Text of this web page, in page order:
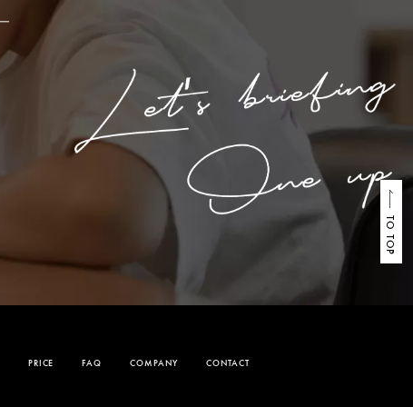
TO TOP
PRICE FAQ COMPANY CONTACT